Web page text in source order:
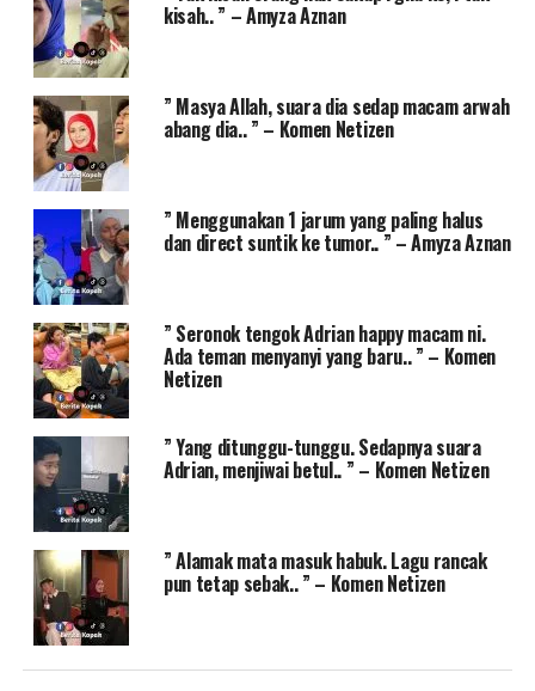
kisah.. ” – Amyza Aznan
” Masya Allah, suara dia sedap macam arwah
abang dia.. ” – Komen Netizen
” Menggunakan 1 jarum yang paling halus
dan direct suntik ke tumor.. ” – Amyza Aznan
” Seronok tengok Adrian happy macam ni.
Ada teman menyanyi yang baru.. ” – Komen
Netizen
” Yang ditunggu-tunggu. Sedapnya suara
Adrian, menjiwai betul.. ” – Komen Netizen
” Alamak mata masuk habuk. Lagu rancak
pun tetap sebak.. ” – Komen Netizen